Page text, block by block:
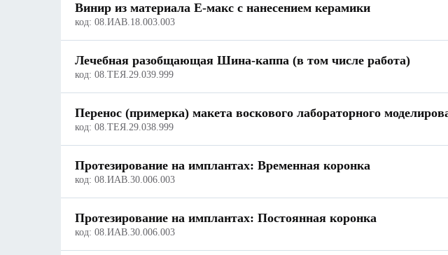
Винир из материала Е-макс с нанесением керамики
код: 08.ИАВ.18.003.003
Лечебная разобщающая Шина-каппа (в том числе работа)
код: 08.ТЕЯ.29.039.999
Перенос (примерка) макета воскового лабораторного
код: 08.ТЕЯ.29.038.999
Протезирование на имплантах: Временная коронка
код: 08.ИАВ.30.006.003
Протезирование на имплантах: Постоянная коронка
код: 08.ИАВ.30.006.003